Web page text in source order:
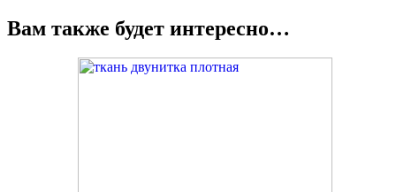
Вам также будет интересно…